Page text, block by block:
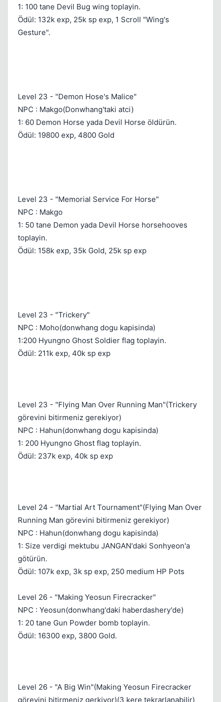
1: 100 tane Devil Bug wing toplayin.
Ödül: 132k exp, 25k sp exp, 1 Scroll "Wing's
Gesture".
Level 23 - "Demon Hose's Malice"
NPC : Makgo(Donwhang'taki atci)
1: 60 Demon Horse yada Devil Horse öldürün.
Ödül: 19800 exp, 4800 Gold
Level 23 - "Memorial Service For Horse"
NPC : Makgo
1: 50 tane Demon yada Devil Horse horsehooves
toplayin.
Ödül: 158k exp, 35k Gold, 25k sp exp
Level 23 - "Trickery"
NPC : Moho(donwhang dogu kapisinda)
1:200 Hyungno Ghost Soldier flag toplayin.
Ödül: 211k exp, 40k sp exp
Level 23 - "Flying Man Over Running Man"(Trickery
görevini bitirmeniz gerekiyor)
NPC : Hahun(donwhang dogu kapisinda)
1: 200 Hyungno Ghost flag toplayin.
Ödül: 237k exp, 40k sp exp
Level 24 - "Martial Art Tournament"(Flying Man Over
Running Man görevini bitirmeniz gerekiyor)
NPC : Hahun(donwhang dogu kapisinda)
1: Size verdigi mektubu JANGAN'daki Sonhyeon'a
götürün.
Ödül: 107k exp, 3k sp exp, 250 medium HP Pots
Level 26 - "Making Yeosun Firecracker"
NPC : Yeosun(donwhang'daki haberdashery'de)
1: 20 tane Gun Powder bomb toplayin.
Ödül: 16300 exp, 3800 Gold.
Level 26 - "A Big Win"(Making Yeosun Firecracker
görevini bitirmeniz gerkiyor)(3 kere tekrarlanabilir)